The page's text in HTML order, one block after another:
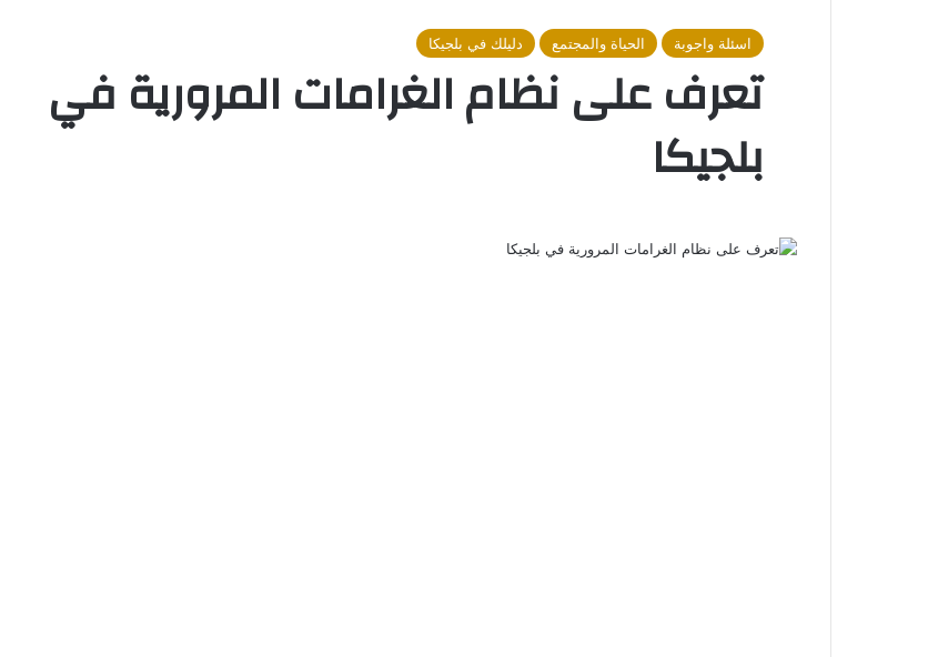
اسئلة واجوبة الحياة والمجتمع دليلك في بلجيكا
تعرف على نظام الغرامات المرورية في
بلجيكا